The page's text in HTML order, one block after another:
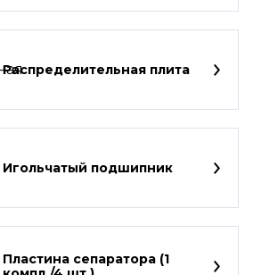
Распределительная плита
Игольчатый подшипник
Пластина сепаратора (1